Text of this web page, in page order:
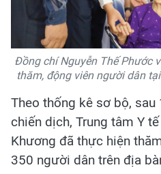
Đồng chí Nguyễn Thế Phước
thăm, động viên người dân
Theo thống kê sơ bộ,
chiến dịch, Trung tâm Y
Khương đã thực hiện
350 người dân trên địa